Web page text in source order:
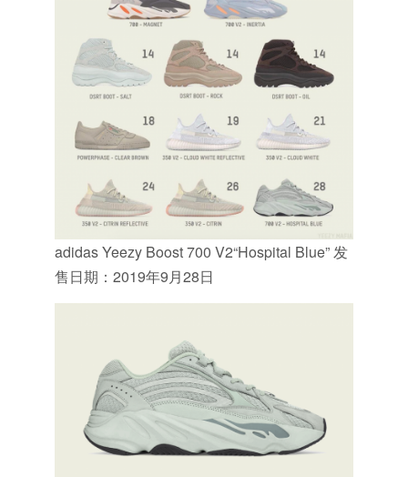
adidas Yeezy Boost 700 V2“Hospital Blue” 发
售日期：2019年9月28日